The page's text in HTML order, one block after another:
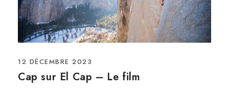
12 DÉCEMBRE 2023
Cap sur El Cap – Le film